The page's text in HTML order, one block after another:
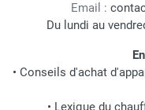
Email :
Du lundi au
• Conseils d'achat
• Lexique du